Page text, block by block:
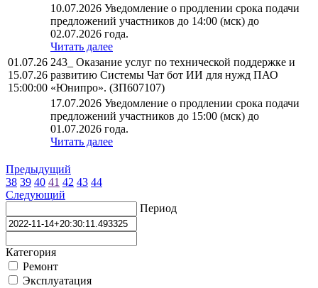
10.07.2026 Уведомление о продлении срока подачи
предложений участников до 14:00 (мск) до
02.07.2026 года.
Читать далее
01.07.26
15.07.26
15:00:00
243_ Оказание услуг по технической поддержке и
развитию Системы Чат бот ИИ для нужд ПАО
«Юнипро». (ЗП607107)
17.07.2026 Уведомление о продлении срока подачи
предложений участников до 15:00 (мск) до
01.07.2026 года.
Читать далее
Предыдущий
38 39 40 41 42 43 44
Следующий
Период
Категория
Ремонт
Эксплуатация